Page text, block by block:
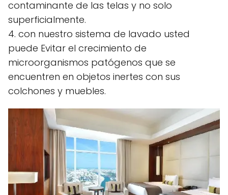
contaminante de las telas y no solo
superficialmente.
4. con nuestro sistema de lavado usted
puede Evitar el crecimiento de
microorganismos patógenos que se
encuentren en objetos inertes con sus
colchones y muebles.